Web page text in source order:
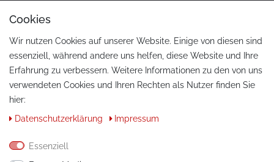
Cookies
Wir nutzen Cookies auf unserer Website. Einige von diesen sind
essenziell, während andere uns helfen, diese Website und Ihre
Erfahrung zu verbessern. Weitere Informationen zu den von uns
verwendeten Cookies und Ihren Rechten als Nutzer finden Sie
hier:
Daten­schutz­erklärung
Impressum
Essenziell